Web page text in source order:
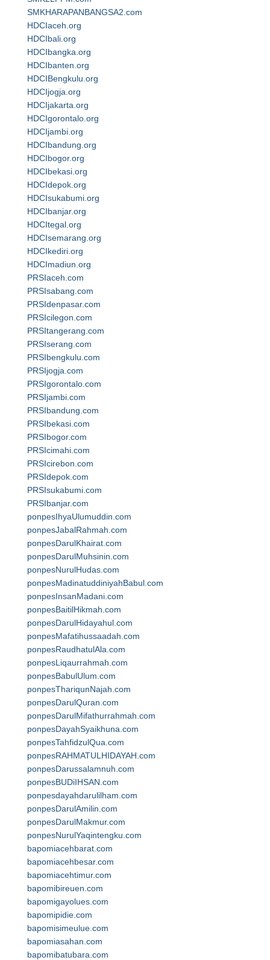
SMKHARAPANBANGSA2.com
HDCIaceh.org
HDCIbali.org
HDCIbangka.org
HDCIbanten.org
HDCIBengkulu.org
HDCIjogja.org
HDCIjakarta.org
HDCIgorontalo.org
HDCIjambi.org
HDCIbandung.org
HDCIbogor.org
HDCIbekasi.org
HDCIdepok.org
HDCIsukabumi.org
HDCIbanjar.org
HDCItegal.org
HDCIsemarang.org
HDCIkediri.org
HDCImadiun.org
PRSIaceh.com
PRSIsabang.com
PRSIdenpasar.com
PRSIcilegon.com
PRSItangerang.com
PRSIserang.com
PRSIbengkulu.com
PRSIjogja.com
PRSIgorontalo.com
PRSIjambi.com
PRSIbandung.com
PRSIbekasi.com
PRSIbogor.com
PRSIcimahi.com
PRSIcirebon.com
PRSIdepok.com
PRSIsukabumi.com
PRSIbanjar.com
ponpesIhyaUlumuddin.com
ponpesJabalRahmah.com
ponpesDarulKhairat.com
ponpesDarulMuhsinin.com
ponpesNurulHudas.com
ponpesMadinatuddiniyahBabul.com
ponpesInsanMadani.com
ponpesBaitilHikmah.com
ponpesDarulHidayahul.com
ponpesMafatihussaadah.com
ponpesRaudhatulAla.com
ponpesLiqaurrahmah.com
ponpesBabulUlum.com
ponpesThariqunNajah.com
ponpesDarulQuran.com
ponpesDarulMifathurrahmah.com
ponpesDayahSyaikhuna.com
ponpesTahfidzulQua.com
ponpesRAHMATULHIDAYAH.com
ponpesDarussalamnuh.com
ponpesBUDiIHSAN.com
ponpesdayahdarulilham.com
ponpesDarulAmilin.com
ponpesDarulMakmur.com
ponpesNurulYaqintengku.com
bapomiacehbarat.com
bapomiacehbesar.com
bapomiacehtimur.com
bapomibireuen.com
bapomigayolues.com
bapomipidie.com
bapomisimeulue.com
bapomiasahan.com
bapomibatubara.com